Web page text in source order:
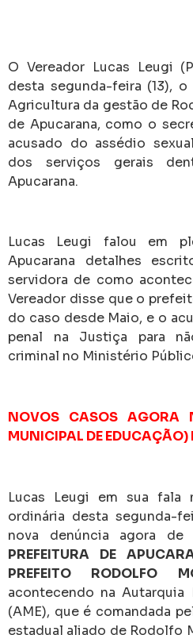
O Vereador Lucas Leugi
desta segunda-feira (13),
Agricultura da gestão de
de Apucarana, como o
acusado do assédio
dos serviços gerais
Apucarana.
Lucas Leugi falou em
Apucarana detalhes
servidora de como
Vereador disse que o
do caso desde Maio, e o
penal na Justiça para
criminal no Ministério
NOVOS CASOS AGORA
MUNICIPAL DE
Lucas Leugi em sua fala
ordinária desta segunda-
nova denúncia agora de
PREFEITURA DE
PREFEITO RODOLFO
acontecendo na Autarquia
(AME), que é comandada
estadual aliado de Rodolfo